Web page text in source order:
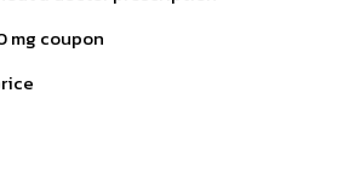
mg coupon